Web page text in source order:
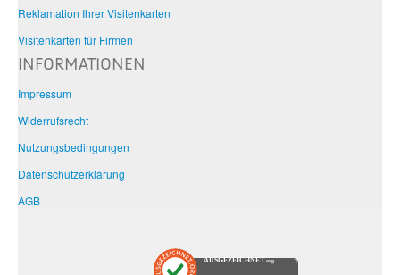
Reklamation Ihrer Visitenkarten
Visitenkarten für Firmen
INFORMATIONEN
Impressum
Widerrufsrecht
Nutzungsbedingungen
Datenschutzerklärung
AGB
AUSGEZEICHNET .org